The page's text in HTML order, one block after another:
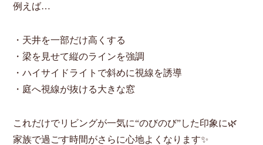
例えば…
・天井を一部だけ高くする
・梁を見せて縦のラインを強調
・ハイサイドライトで斜めに視線を誘導
・庭へ視線が抜ける大きな窓
これだけでリビングが一気に“のびのび”した印象に🌿
家族で過ごす時間がさらに心地よくなります✨